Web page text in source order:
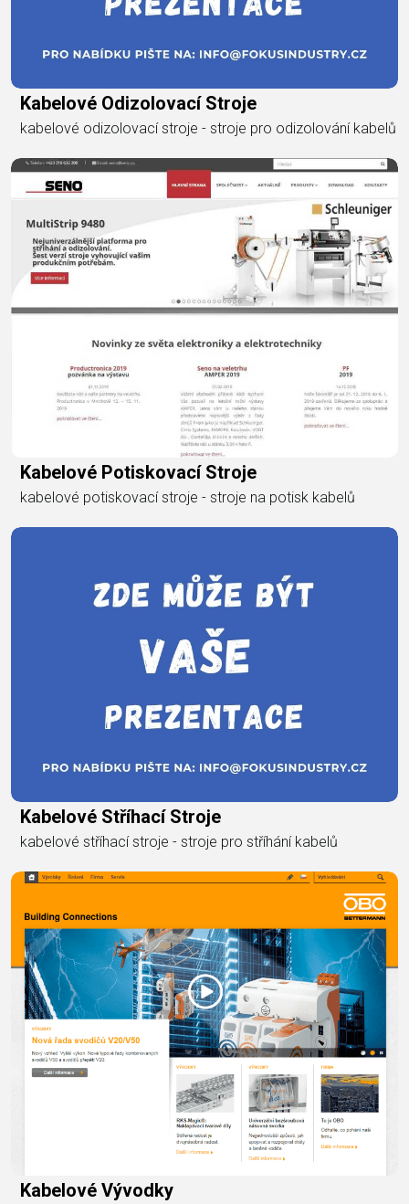
Kabelové Odizolovací Stroje
kabelové odizolovací stroje - stroje pro odizolování kabelů
Kabelové Potiskovací Stroje
kabelové potiskovací stroje - stroje na potisk kabelů
Kabelové Stříhací Stroje
kabelové stříhací stroje - stroje pro stříhání kabelů
Kabelové Vývodky